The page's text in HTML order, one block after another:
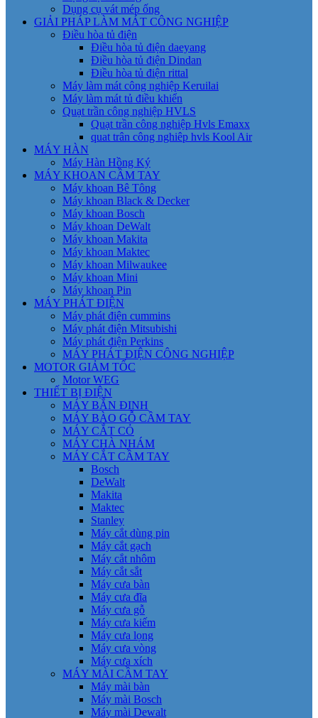
Dụng cụ vát mép ống
GIẢI PHÁP LÀM MÁT CÔNG NGHIỆP
Điều hòa tủ điện
Điều hòa tủ điện daeyang
Điều hòa tủ điện Dindan
Điều hòa tủ điện rittal
Máy làm mát công nghiệp Keruilai
Máy làm mát tủ điều khiển
Quạt trần công nghiệp HVLS
Quạt trần công nghiệp Hvls Emaxx
quat trân công nghiêp hvls Kool Air
MÁY HÀN
Máy Hàn Hồng Ký
MÁY KHOAN CẦM TAY
Máy khoan Bê Tông
Máy khoan Black & Decker
Máy khoan Bosch
Máy khoan DeWalt
Máy khoan Makita
Máy khoan Maktec
Máy khoan Milwaukee
Máy khoan Mini
Máy khoan Pin
MÁY PHÁT ĐIỆN
Máy phát điện cummins
Máy phát điện Mitsubishi
Máy phát điện Perkins
MÁY PHÁT ĐIỆN CÔNG NGHIỆP
MOTOR GIẢM TỐC
Motor WEG
THIẾT BỊ ĐIỆN
MÁY BẮN ĐINH
MÁY BÀO GỖ CẦM TAY
MÁY CẮT CỎ
MÁY CHÀ NHÁM
MÁY CẮT CẦM TAY
Bosch
DeWalt
Makita
Maktec
Stanley
Máy cắt dùng pin
Máy cắt gạch
Máy cắt nhôm
Máy cắt sắt
Máy cưa bàn
Máy cưa đĩa
Máy cưa gỗ
Máy cưa kiếm
Máy cưa lọng
Máy cưa vòng
Máy cưa xích
MÁY MÀI CẦM TAY
Máy mài bàn
Máy mài Bosch
Máy mài Dewalt